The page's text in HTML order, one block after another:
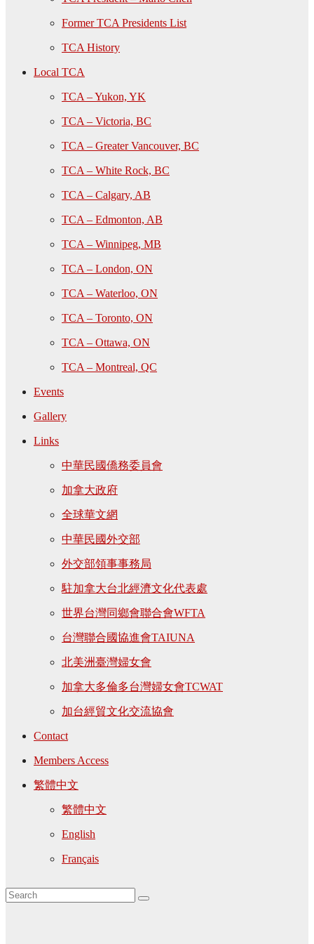
Former TCA Presidents List
TCA History
Local TCA
TCA – Yukon, YK
TCA – Victoria, BC
TCA – Greater Vancouver, BC
TCA – White Rock, BC
TCA – Calgary, AB
TCA – Edmonton, AB
TCA – Winnipeg, MB
TCA – London, ON
TCA – Waterloo, ON
TCA – Toronto, ON
TCA – Ottawa, ON
TCA – Montreal, QC
Events
Gallery
Links
中華民國僑務委員會
加拿大政府
全球華文網
中華民國外交部
外交部領事事務局
駐加拿大台北經濟文化代表處
世界台灣同鄉會聯合會WFTA
台灣聯合國協進會TAIUNA
北美洲臺灣婦女會
加拿大多倫多台灣婦女會TCWAT
加台經貿文化交流協會
Contact
Members Access
繁體中文
繁體中文
English
Français